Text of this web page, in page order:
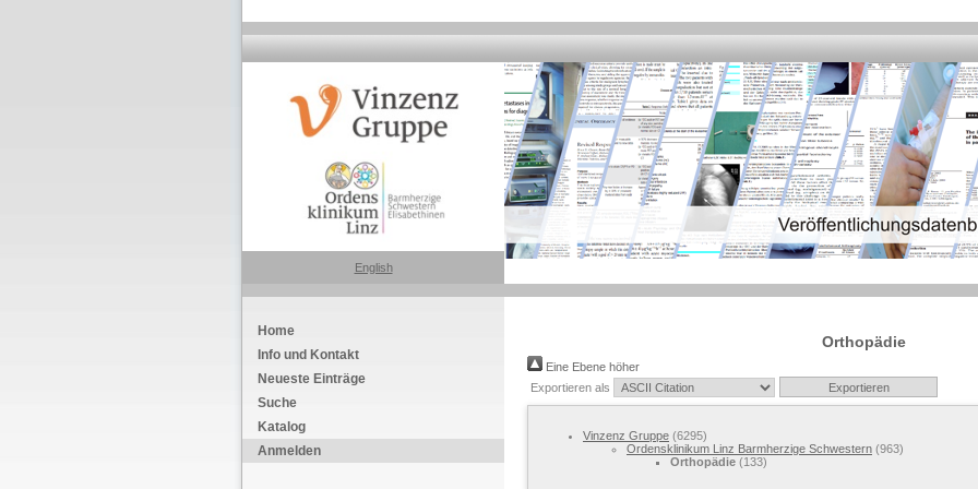
English
Home
Info und Kontakt
Neueste Einträge
Suche
Katalog
Anmelden
Orthopädie
Eine Ebene höher
Exportieren als
Vinzenz Gruppe (6295)
Ordensklinikum Linz Barmherzige Schwestern (963)
Orthopädie (133)